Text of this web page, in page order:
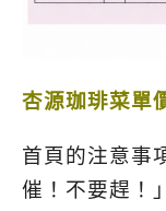
杏源珈琲菜單
首頁的注意事
催！不要趕！